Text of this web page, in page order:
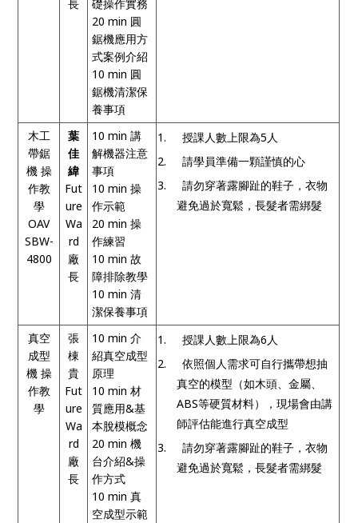
長
礎操作實務
20 min 圓
鋸機應用方
式案例介紹
10 min 圓
鋸機清潔保
養事項
木工
帶鋸
機 操
作教
學
OAV
SBW-
4800
葉
佳
緯
Fut
ure
Wa
rd
廠
長
10 min講
解機器注意
事項
10 min操
作示範
20 min操
作練習
10 min故
障排除教學
10 min清
潔保養事項
1.授課人數上限為5人
2.請學員準備一顆謹慎的心
3.請勿穿著露腳趾的鞋子，衣物
避免過於寬鬆，長髮者需綁髮
真空
成型
機 操
作教
學
張
棟
貴
Fut
ure
Wa
rd
廠
長
10 min介
紹真空成型
原理
10 min材
質應用&基
本脫模概念
20 min機
台介紹&操
作方式
10 min真
空成型示範
1.授課人數上限為6人
2.依照個人需求可自行攜帶想抽
真空的模型（如木頭、金屬、
ABS等硬質材料），現場會由講
師評估能進行真空成型
3.請勿穿著露腳趾的鞋子，衣物
避免過於寬鬆，長髮者需綁髮